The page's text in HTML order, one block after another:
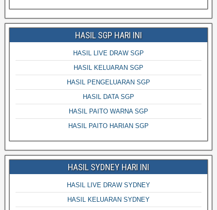
HASIL SGP HARI INI
HASIL LIVE DRAW SGP
HASIL KELUARAN SGP
HASIL PENGELUARAN SGP
HASIL DATA SGP
HASIL PAITO WARNA SGP
HASIL PAITO HARIAN SGP
HASIL SYDNEY HARI INI
HASIL LIVE DRAW SYDNEY
HASIL KELUARAN SYDNEY